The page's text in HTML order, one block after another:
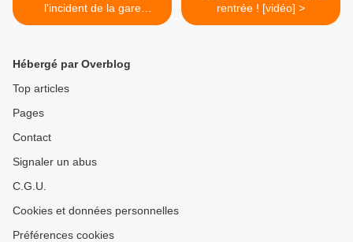
l'incident de la gare
MONTPARNASSE du 29
Tribune des cheminots]
rentrée ! [vidéo] >
Hébergé par Overblog
Top articles
Pages
Contact
Signaler un abus
C.G.U.
Cookies et données personnelles
Préférences cookies